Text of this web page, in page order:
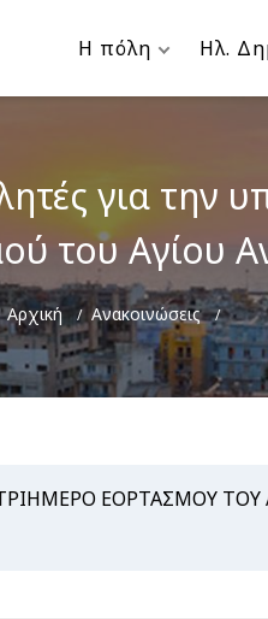
Η πόλη Ηλ.
για την
του Αγίου
Αρχική Ανακοινώσεις
ΕΟΡΤΑΣΜΟΥ ΤΟΥ